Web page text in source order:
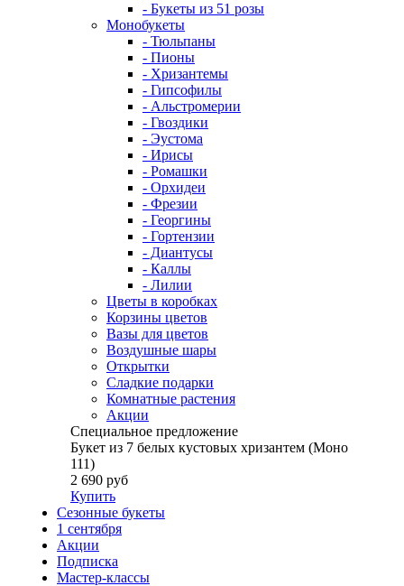
- Букеты из 51 розы
Монобукеты
- Тюльпаны
- Пионы
- Хризантемы
- Гипсофилы
- Альстромерии
- Гвоздики
- Эустома
- Ирисы
- Ромашки
- Орхидеи
- Фрезии
- Георгины
- Гортензии
- Диантусы
- Каллы
- Лилии
Цветы в коробках
Корзины цветов
Вазы для цветов
Воздушные шары
Открытки
Сладкие подарки
Комнатные растения
Акции
Специальное предложение
Букет из 7 белых кустовых хризантем (Моно
111)
2 690 руб
Купить
Сезонные букеты
1 сентября
Акции
Подписка
Мастер-классы